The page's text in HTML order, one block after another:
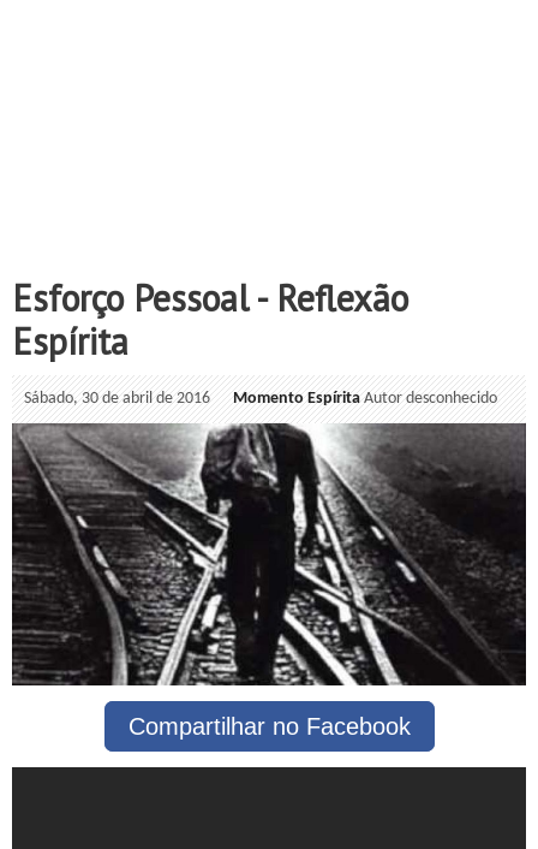
Esforço Pessoal - Reflexão
Espírita
Sábado, 30 de abril de 2016 Momento Espírita Autor desconhecido
Compartilhar no Facebook